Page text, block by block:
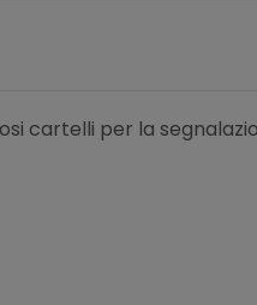
cartelli per la